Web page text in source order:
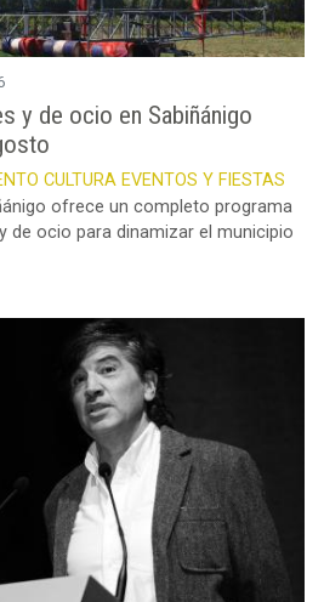
y de ocio en Sabiñánigo
CULTURA EVENTOS Y FIESTAS
ofrece un completo programa
de ocio para dinamizar el municipio